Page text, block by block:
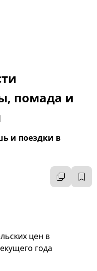
помада и
и поездки в
цен в
года